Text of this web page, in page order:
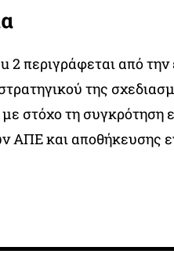
2 περιγράφεται από
της
στόχο τη συγκρότηση
ΑΠΕ και αποθήκευσης